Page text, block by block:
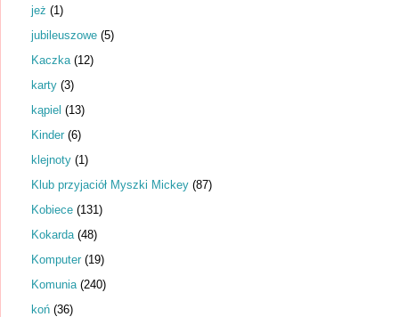
jeż (1)
jubileuszowe (5)
Kaczka (12)
karty (3)
kąpiel (13)
Kinder (6)
klejnoty (1)
Klub przyjaciół Myszki Mickey (87)
Kobiece (131)
Kokarda (48)
Komputer (19)
Komunia (240)
koń (36)